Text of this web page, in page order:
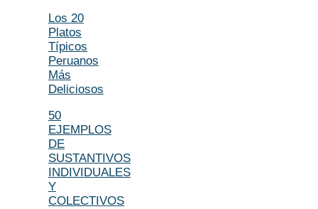
Los 20
Platos
Típicos
Peruanos
Más
Deliciosos
50
EJEMPLOS
DE
SUSTANTIVOS
INDIVIDUALES
Y
COLECTIVOS